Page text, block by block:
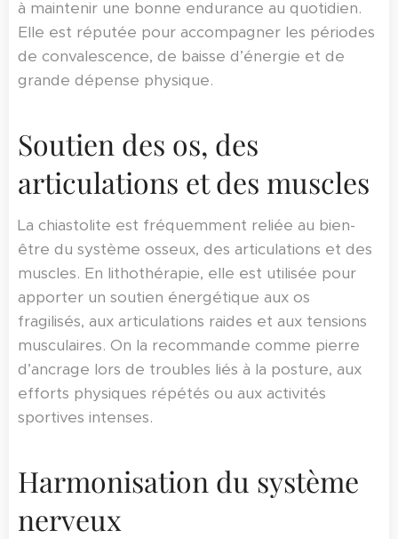
à maintenir une bonne endurance au quotidien.
Elle est réputée pour accompagner les périodes
de convalescence, de baisse d’énergie et de
grande dépense physique.
Soutien des os, des
articulations et des muscles
La chiastolite est fréquemment reliée au bien-
être du système osseux, des articulations et des
muscles. En lithothérapie, elle est utilisée pour
apporter un soutien énergétique aux os
fragilisés, aux articulations raides et aux tensions
musculaires. On la recommande comme pierre
d’ancrage lors de troubles liés à la posture, aux
efforts physiques répétés ou aux activités
sportives intenses.
Harmonisation du système
nerveux